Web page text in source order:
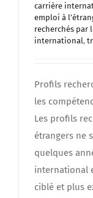
carrière
emploi à
recherchés par
international,
Profils
les
Les profils
étrangers ne
quelques
international
ciblé et plus